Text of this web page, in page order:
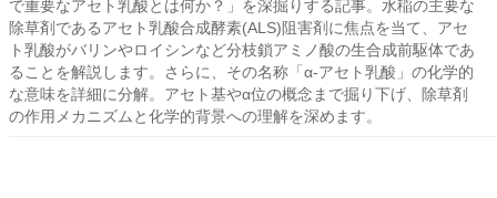
で重要なアセト乳酸とは何か？」を深掘りする記事。水稲の主要な
除草剤であるアセト乳酸合成酵素(ALS)阻害剤に焦点を当て、アセ
ト乳酸がバリンやロイシンなど分枝鎖アミノ酸の生合成前駆体であ
ることを解説します。さらに、その名称「α-アセト乳酸」の化学的
な意味を詳細に分解。アセト基やα位の概念まで掘り下げ、除草剤
の作用メカニズムと化学的背景への理解を深めます。